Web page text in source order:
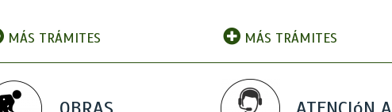
MÁS TRÁMITES MÁS TRÁMITES